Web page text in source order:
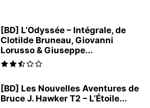
[BD] L’Odyssée – Intégrale, de
Clotilde Bruneau, Giovanni
Lorusso & Giuseppe...
[BD] Les Nouvelles Aventures de
Bruce J. Hawker T2 – L’Étoile...